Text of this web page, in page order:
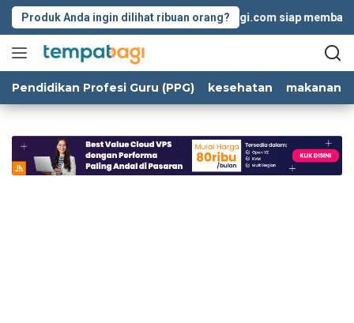
Langsung
Produk Anda ingin dilihat ribuan orang?Tempatbagi.com siap membantu
Pendidikan Profesi Guru (PPG) kesehatan makanan